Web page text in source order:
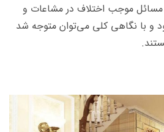
مسائل موجب اختلاف در مشاعات و
با نگاهی کلی می‌توان متوجه شد